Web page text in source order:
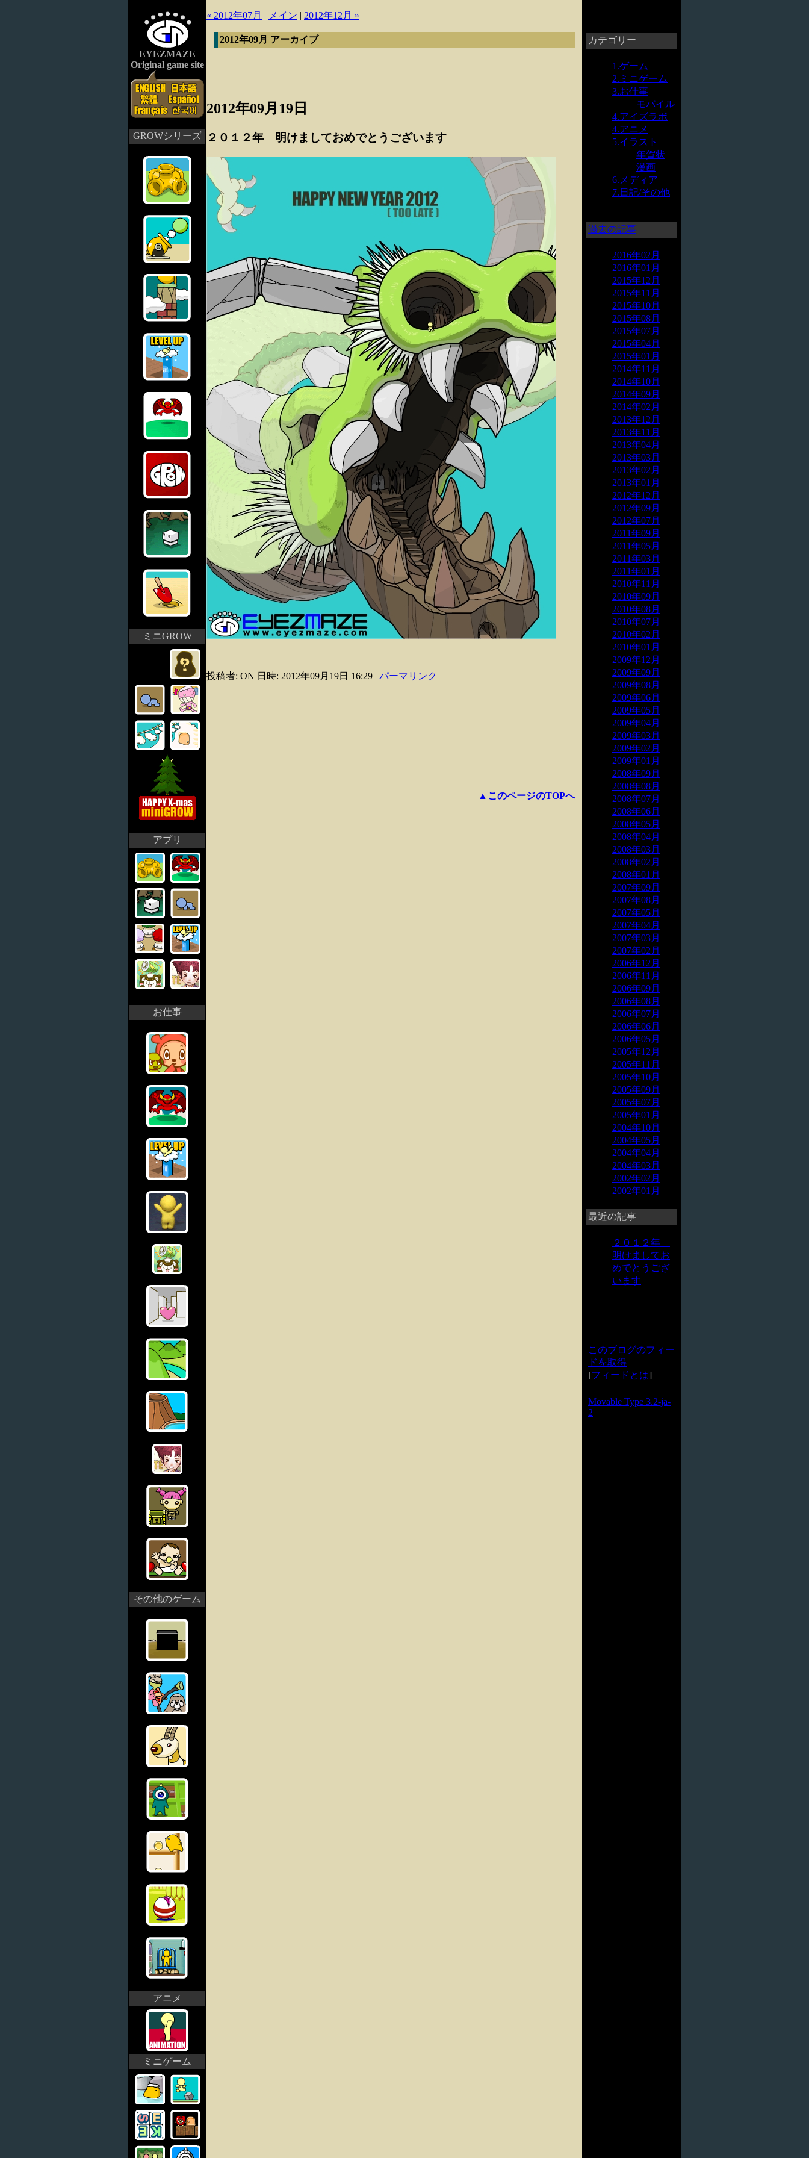
EYEZMAZE
Original game site
GROWシリーズ
ミニGROW
アプリ
お仕事
その他のゲーム
アニメ
ミニゲーム
« 2012年07月 | メイン | 2012年12月 »
2012年09月 アーカイブ
2012年09月19日
２０１２年 明けましておめでとうございます
投稿者: ON 日時: 2012年09月19日 16:29 | パーマリンク
▲このページのTOPへ
カテゴリー
1.ゲーム
2.ミニゲーム
3.お仕事
モバイル
4.アイズラボ
4.アニメ
5.イラスト
年賀状
漫画
6.メディア
7.日記/その他
過去の記事
2016年02月
2016年01月
2015年12月
2015年11月
2015年10月
2015年08月
2015年07月
2015年04月
2015年01月
2014年11月
2014年10月
2014年09月
2014年02月
2013年12月
2013年11月
2013年04月
2013年03月
2013年02月
2013年01月
2012年12月
2012年09月
2012年07月
2011年09月
2011年05月
2011年03月
2011年01月
2010年11月
2010年09月
2010年08月
2010年07月
2010年02月
2010年01月
2009年12月
2009年09月
2009年08月
2009年06月
2009年05月
2009年04月
2009年03月
2009年02月
2009年01月
2008年09月
2008年08月
2008年07月
2008年06月
2008年05月
2008年04月
2008年03月
2008年02月
2008年01月
2007年09月
2007年08月
2007年05月
2007年04月
2007年03月
2007年02月
2006年12月
2006年11月
2006年09月
2006年08月
2006年07月
2006年06月
2006年05月
2005年12月
2005年11月
2005年10月
2005年09月
2005年07月
2005年01月
2004年10月
2004年05月
2004年04月
2004年03月
2002年02月
2002年01月
最近の記事
２０１２年
明けましてお
めでとうござ
います
このブログのフィー
ドを取得
[フィードとは]
Movable Type 3.2-ja-
2